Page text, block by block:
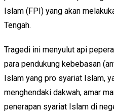
Islam (FPI) yang akan
Tengah.
Tragedi ini menyulut api
para pendukung kebebasan
Islam yang pro syariat Islam,
menghendaki dakwah, amar
penerapan syariat Islam di